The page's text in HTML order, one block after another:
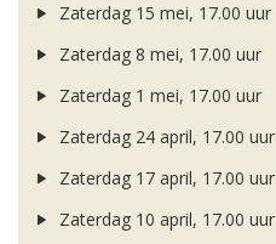
Zaterdag 15 mei, 17.00 uur
Zaterdag 8 mei, 17.00 uur
Zaterdag 1 mei, 17.00 uur
Zaterdag 24 april, 17.00 uur
Zaterdag 17 april, 17.00 uur
Zaterdag 10 april, 17.00 uur